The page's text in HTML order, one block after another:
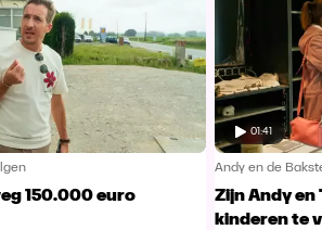
150.000 euro
01:41
Andy en de
Zijn Andy en
kinderen te